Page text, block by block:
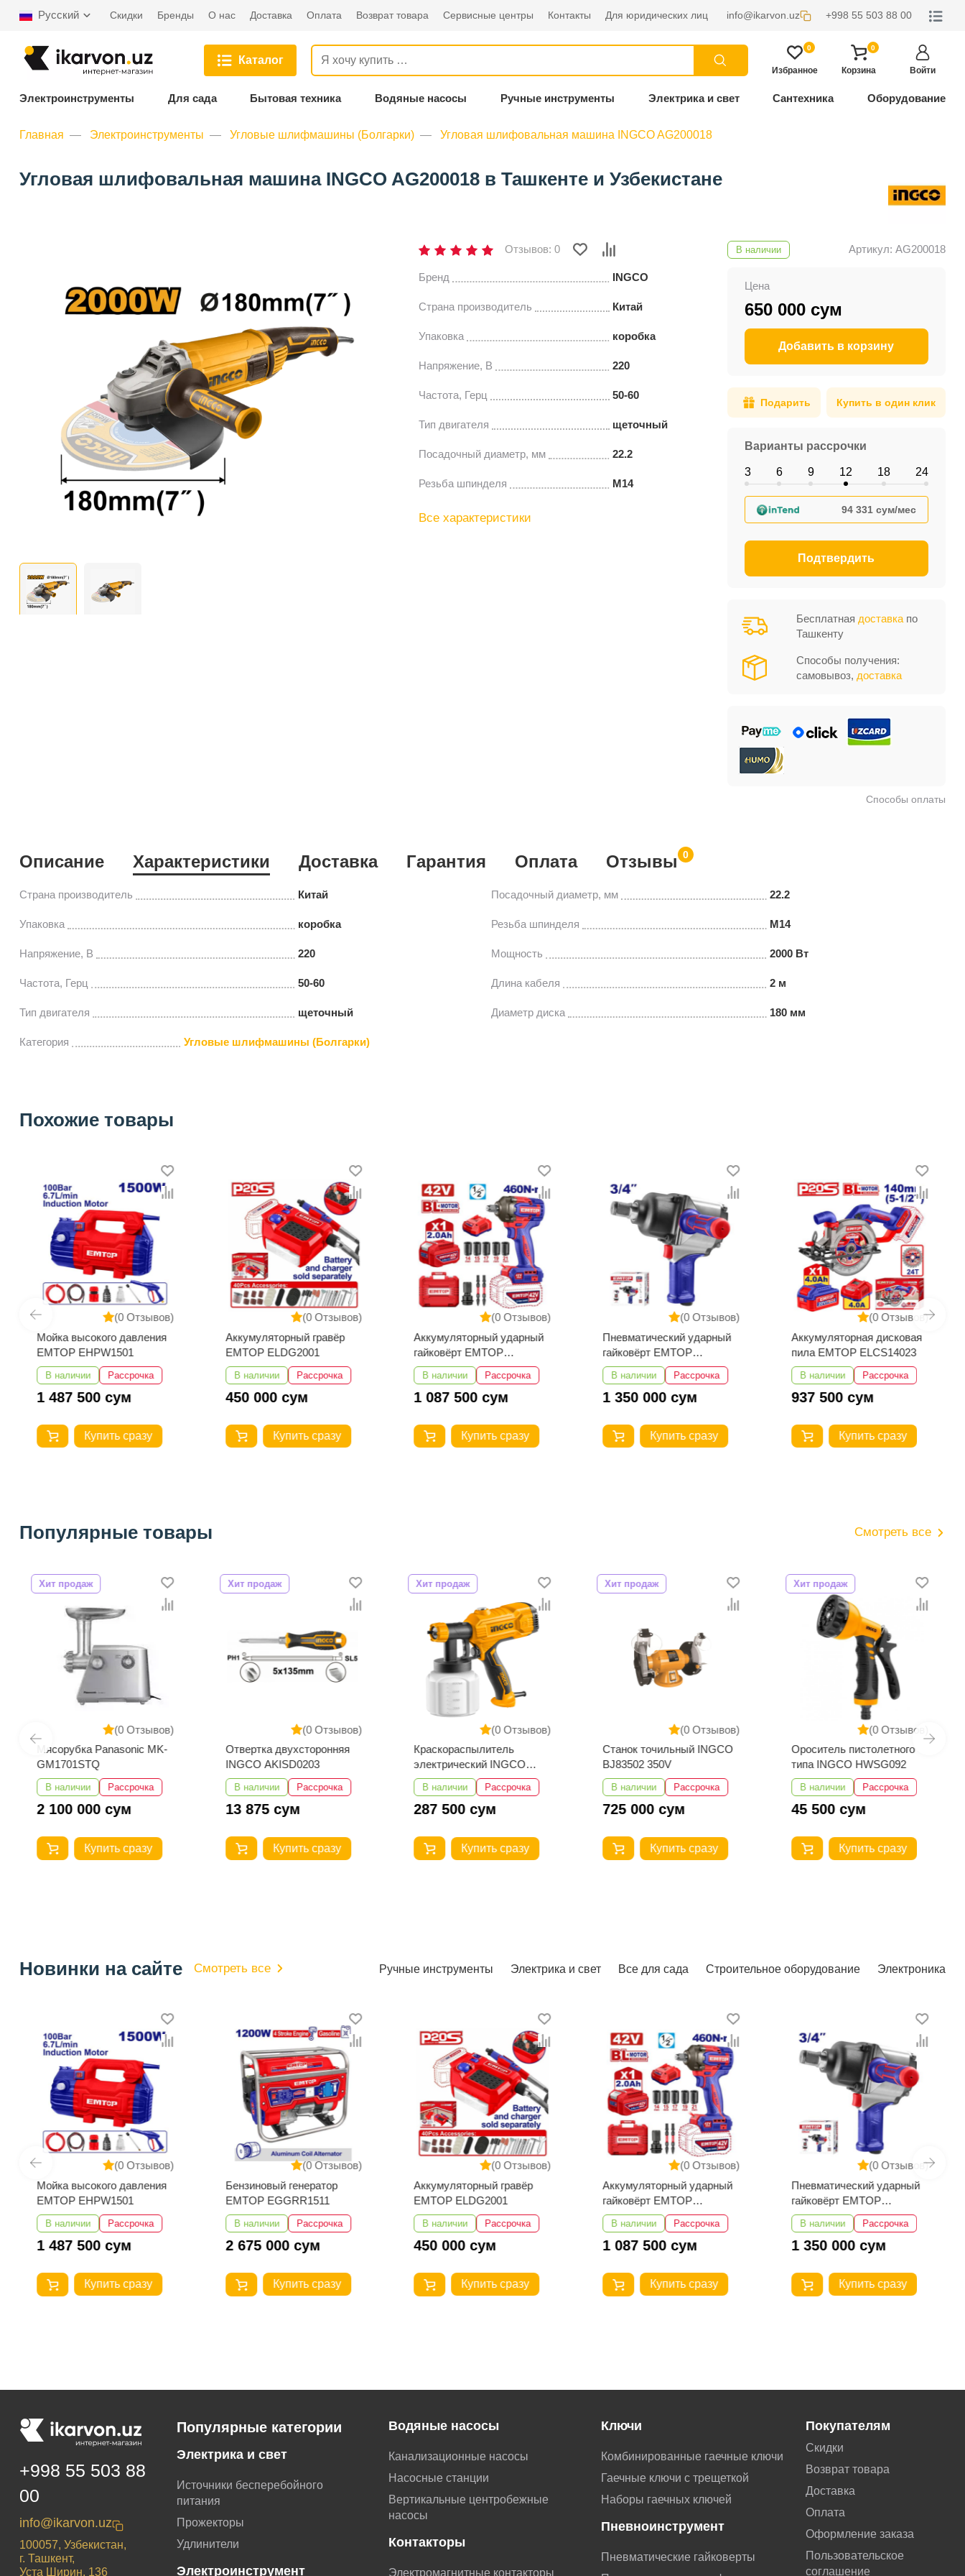
Русский Скидки Бренды О нас Доставка Оплата Возврат товара Сервисные центры Контакты Для юридических лиц info@ikarvon.uz +998 55 503 88 00
Каталог
0
Избранное
0
Корзина Войти
Электроинструменты Для сада Бытовая техника Водяные насосы Ручные инструменты Электрика и свет Сантехника Оборудование
Главная Электроинструменты Угловые шлифмашины (Болгарки) Угловая шлифовальная машина INGCO AG200018
Угловая шлифовальная машина INGCO AG200018 в Ташкенте и Узбекистане
Отзывов: 0
Бренд INGCO
Страна производитель Китай
Упаковка коробка
Напряжение, В 220
Частота, Герц 50-60
Тип двигателя щеточный
Посадочный диаметр, мм 22.2
Резьба шпинделя М14
Все характеристики
В наличии Артикул: AG200018
Цена
650 000 сум
Добавить в корзину
Подарить Купить в один клик
Варианты рассрочки
3 6 9 12 18 24
94 331 сум/мес
Подтвердить
Бесплатная доставкапо
Ташкенту
Способы получения:
самовывоз, доставка
Способы оплаты
Описание Характеристики Доставка Гарантия Оплата 0
Отзывы
Страна производитель Китай
Упаковка коробка
Напряжение, В 220
Частота, Герц 50-60
Тип двигателя щеточный
Категория Угловые шлифмашины (Болгарки)
Посадочный диаметр, мм 22.2
Резьба шпинделя М14
Мощность 2000 Вт
Длина кабеля 2 м
Диаметр диска 180 мм
Похожие товары
(0 Отзывов)
Мойка высокого давления
EMTOP EHPW1501
В наличии Рассрочка
1 487 500 сум
Купить сразу
(0 Отзывов)
Аккумуляторный гравёр
EMTOP ELDG2001
В наличии Рассрочка
450 000 сум
Купить сразу
(0 Отзывов)
Аккумуляторный ударный
гайковёрт EMTOP
ECIWL42461
В наличии Рассрочка
1 087 500 сум
Купить сразу
(0 Отзывов)
Пневматический ударный
гайковёрт EMTOP
EATL341601
В наличии Рассрочка
1 350 000 сум
Купить сразу
(0 Отзывов)
Аккумуляторная дисковая
пила EMTOP ELCS14023
В наличии Рассрочка
937 500 сум
Купить сразу
Популярные товары Смотреть все
(0 Отзывов)
Хит продаж
Мясорубка Panasonic MK-
GM1701STQ
В наличии Рассрочка
2 100 000 сум
Купить сразу
(0 Отзывов)
Хит продаж
Отвертка двухсторонняя
INGCO AKISD0203
В наличии Рассрочка
13 875 сум
Купить сразу
(0 Отзывов)
Хит продаж
Краскораспылитель
электрический INGCO
SPG3508 450 w
В наличии Рассрочка
287 500 сум
Купить сразу
(0 Отзывов)
Хит продаж
Станок точильный INGCO
BJ83502 350V
В наличии Рассрочка
725 000 сум
Купить сразу
(0 Отзывов)
Хит продаж
Ороситель пистолетного
типа INGCO HWSG092
В наличии Рассрочка
45 500 сум
Купить сразу
Новинки на сайте Смотреть все Ручные инструменты Электрика и свет Все для сада Строительное оборудование Электроника
(0 Отзывов)
Мойка высокого давления
EMTOP EHPW1501
В наличии Рассрочка
1 487 500 сум
Купить сразу
(0 Отзывов)
Бензиновый генератор
EMTOP EGGRR1511
В наличии Рассрочка
2 675 000 сум
Купить сразу
(0 Отзывов)
Аккумуляторный гравёр
EMTOP ELDG2001
В наличии Рассрочка
450 000 сум
Купить сразу
(0 Отзывов)
Аккумуляторный ударный
гайковёрт EMTOP
ECIWL42461
В наличии Рассрочка
1 087 500 сум
Купить сразу
(0 Отзывов)
Пневматический ударный
гайковёрт EMTOP
EATL341601
В наличии Рассрочка
1 350 000 сум
Купить сразу
+998 55 503 88
00
info@ikarvon.uz
100057, Узбекистан,
г. Ташкент,
Уста Ширин, 136
Популярные категории
Электрика и свет
Источники бесперебойного
питания
Прожекторы
Удлинители
Электроинструмент
Водяные насосы
Канализационные насосы
Насосные станции
Вертикальные центробежные
насосы
Контакторы
Электромагнитные контакторы
Ключи
Комбинированные гаечные ключи
Гаечные ключи с трещеткой
Наборы гаечных ключей
Пневноинструмент
Пневматические гайковерты
Покупателям
Скидки
Возврат товара
Доставка
Оплата
Оформление заказа
Пользовательское
соглашение